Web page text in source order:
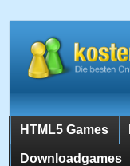
HTML5 Games
Downloadgames